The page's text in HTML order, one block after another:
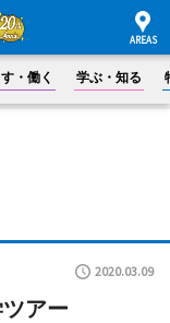
・働く 学ぶ・知る
2020.03.09
アー